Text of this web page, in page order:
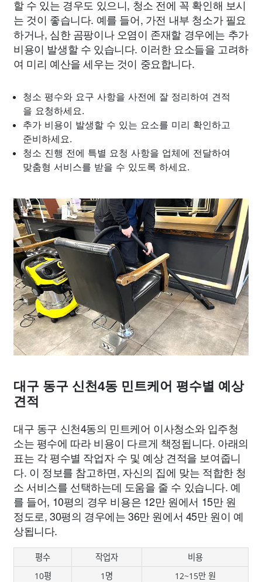
할 수 있는 경우도 있으니, 청소 전에 꼭 확인해 보시
는 것이 좋습니다. 예를 들어, 가전 내부 청소가 필요
하거나, 심한 곰팡이나 오염이 존재할 경우에는 추가
비용이 발생할 수 있습니다. 이러한 요소들을 고려하
여 미리 예산을 세우는 것이 중요합니다.
청소 평수와 요구 사항을 사전에 잘 정리하여 견적
을 요청하세요.
추가 비용이 발생할 수 있는 요소를 미리 확인하고
준비하세요.
청소 진행 전에 특별 요청 사항을 업체에 전달하여
맞춤형 서비스를 받을 수 있도록 하세요.
대구 동구 신천4동 민트케어 평수별 예상
견적
대구 동구 신천4동의 민트케어 이사청소와 입주청
소는 평수에 따라 비용이 다르게 책정됩니다. 아래의
표는 각 평수별 작업자 수 및 예상 견적을 보여줍니
다. 이 정보를 참고하면, 자신의 집에 맞는 적합한 청
소 서비스를 선택하는데 도움을 줄 수 있습니다. 예
를 들어, 10평의 경우 비용은 12만 원에서 15만 원
정도로, 30평의 경우에는 36만 원에서 45만 원이 예
상됩니다.
평수 작업자
비용
10평
1명
12~15만 원